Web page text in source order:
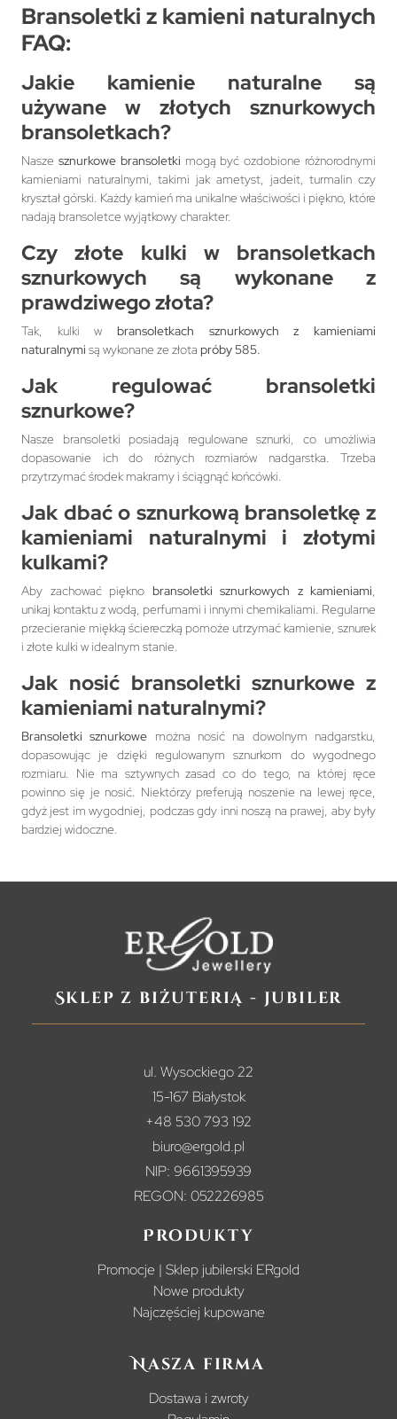
Bransoletki z kamieni naturalnych
FAQ:
Jakie kamienie naturalne są
używane w złotych sznurkowych
bransoletkach?
Nasze sznurkowe bransoletki mogą być ozdobione różnorodnymi
kamieniami naturalnymi, takimi jak ametyst, jadeit, turmalin czy
kryształ górski. Każdy kamień ma unikalne właściwości i piękno, które
nadają bransoletce wyjątkowy charakter.
Czy złote kulki w bransoletkach
sznurkowych są wykonane z
prawdziwego złota?
Tak, kulki w bransoletkach sznurkowych z kamieniami
naturalnymi są wykonane ze złota próby 585.
Jak regulować bransoletki
sznurkowe?
Nasze bransoletki posiadają regulowane sznurki, co umożliwia
dopasowanie ich do różnych rozmiarów nadgarstka. Trzeba
przytrzymać środek makramy i ściągnąć końcówki.
Jak dbać o sznurkową bransoletkę z
kamieniami naturalnymi i złotymi
kulkami?
Aby zachować piękno bransoletki sznurkowych z kamieniami,
unikaj kontaktu z wodą, perfumami i innymi chemikaliami. Regularne
przecieranie miękką ściereczką pomoże utrzymać kamienie, sznurek
i złote kulki w idealnym stanie.
Jak nosić bransoletki sznurkowe z
kamieniami naturalnymi?
Bransoletki sznurkowe można nosić na dowolnym nadgarstku,
dopasowując je dzięki regulowanym sznurkom do wygodnego
rozmiaru. Nie ma sztywnych zasad co do tego, na której ręce
powinno się je nosić. Niektórzy preferują noszenie na lewej ręce,
gdyż jest im wygodniej, podczas gdy inni noszą na prawej, aby były
bardziej widoczne.
Sklep z biżuterią - jubiler
ul. Wysockiego 22
15-167 Białystok
+48 530 793 192
biuro@ergold.pl
NIP: 9661395939
REGON: 052226985
Produkty
Promocje | Sklep jubilerski ERgold
Nowe produkty
Najczęściej kupowane
Nasza firma
Dostawa i zwroty